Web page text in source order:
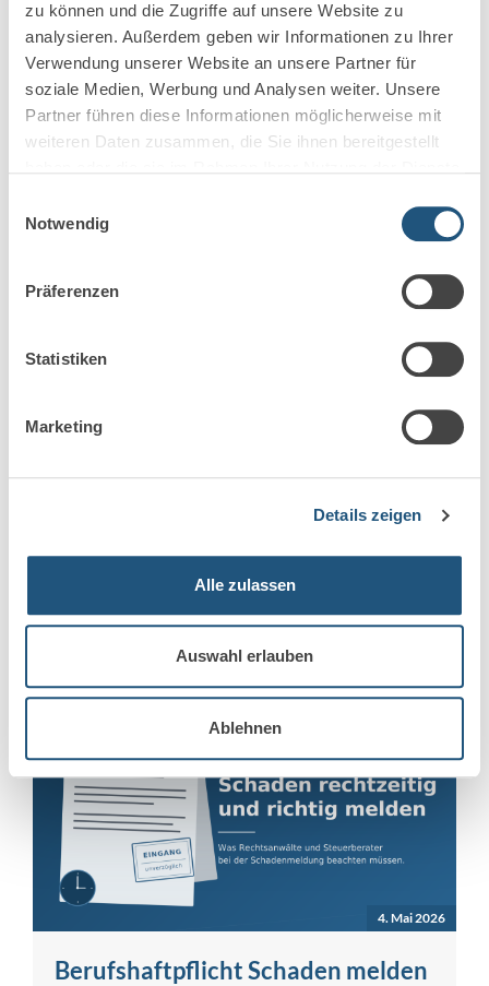
zu können und die Zugriffe auf unsere Website zu
analysieren. Außerdem geben wir Informationen zu Ihrer
Verwendung unserer Website an unsere Partner für
soziale Medien, Werbung und Analysen weiter. Unsere
Partner führen diese Informationen möglicherweise mit
weiteren Daten zusammen, die Sie ihnen bereitgestellt
Notwendig
Präferenzen
Statistiken
Marketing
Details zeigen
Alle zulassen
Auswahl erlauben
Ablehnen
2. Juni 2026
Berufshaftpflicht für Anwälte und
Steuerberatern auf Die Markel Corporation ist ein
seit 1930 bestehender US-Spezialversicherer für
Mehr erfahren
4. Mai 2026
Berufshaftpflicht Schaden melden